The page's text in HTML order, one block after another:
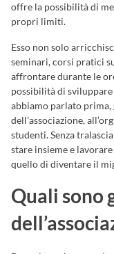
offre la possibilità di
propri limiti.
Esso non solo
seminari, corsi pratici
affrontare durante le
possibilità di
abbiamo parlato
dell’associazione,
studenti. Senza
stare insieme e
quello di diventare il
Quali sono